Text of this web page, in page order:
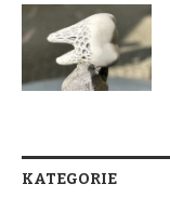
KATEGORIE